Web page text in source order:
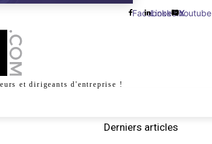
Facebook
Linkedin
X
Youtube
et dirigeants d'entreprise !
Derniers articles